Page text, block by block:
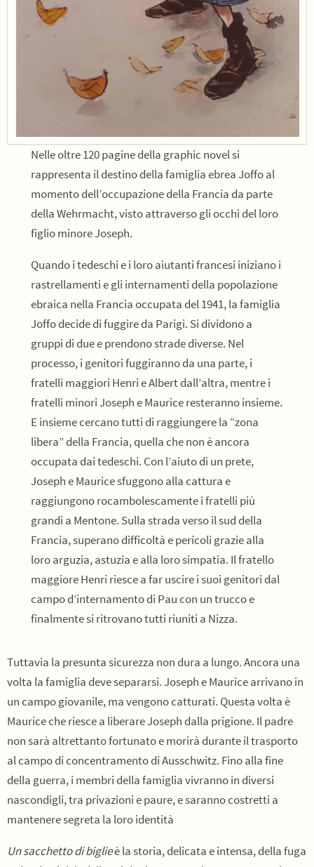
Nelle oltre 120 pagine della graphic novel si
rappresenta il destino della famiglia ebrea Joffo al
momento dell’occupazione della Francia da parte
della Wehrmacht, visto attraverso gli occhi del loro
figlio minore Joseph.
Quando i tedeschi e i loro aiutanti francesi iniziano i
rastrellamenti e gli internamenti della popolazione
ebraica nella Francia occupata del 1941, la famiglia
Joffo decide di fuggire da Parigi. Si dividono a
gruppi di due e prendono strade diverse. Nel
processo, i genitori fuggiranno da una parte, i
fratelli maggiori Henri e Albert dall’altra, mentre i
fratelli minori Joseph e Maurice resteranno insieme.
E insieme cercano tutti di raggiungere la “zona
libera” della Francia, quella che non è ancora
occupata dai tedeschi. Con l’aiuto di un prete,
Joseph e Maurice sfuggono alla cattura e
raggiungono rocambolescamente i fratelli più
grandi a Mentone. Sulla strada verso il sud della
Francia, superano difficoltà e pericoli grazie alla
loro arguzia, astuzia e alla loro simpatia. Il fratello
maggiore Henri riesce a far uscire i suoi genitori dal
campo d’internamento di Pau con un trucco e
finalmente si ritrovano tutti riuniti a Nizza.
Tuttavia la presunta sicurezza non dura a lungo. Ancora una
volta la famiglia deve separarsi. Joseph e Maurice arrivano in
un campo giovanile, ma vengono catturati. Questa volta è
Maurice che riesce a liberare Joseph dalla prigione. Il padre
non sarà altrettanto fortunato e morirà durante il trasporto
al campo di concentramento di Ausschwitz. Fino alla fine
della guerra, i membri della famiglia vivranno in diversi
nascondigli, tra privazioni e paure, e saranno costretti a
mantenere segreta la loro identità
Un sacchetto di biglieè la storia, delicata e intensa, della fuga